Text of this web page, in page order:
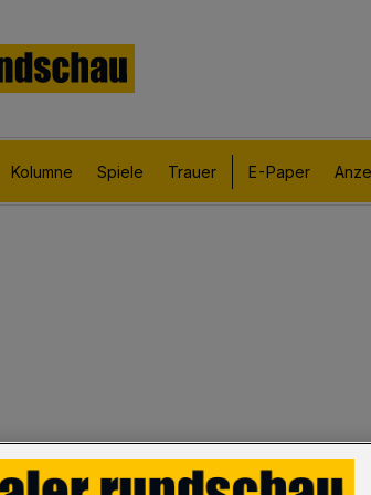
Kolumne Spiele Trauer E-Paper